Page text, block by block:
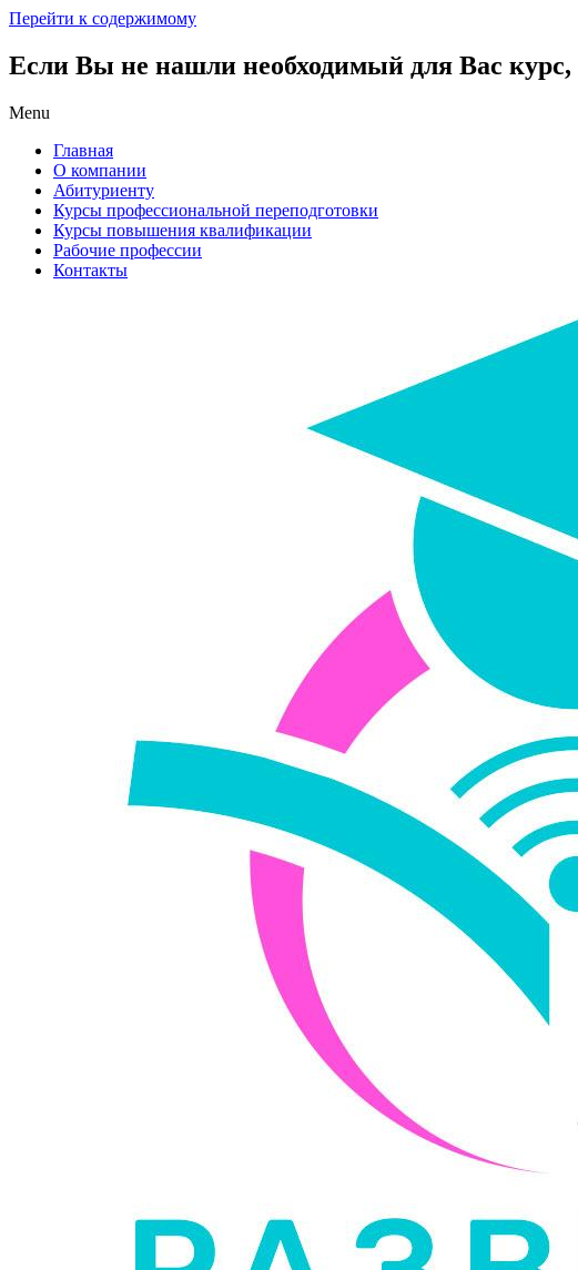
Перейти к содержимому
Если Вы не нашли необходимый для Вас
Menu
Главная
О компании
Абитуриенту
Курсы профессиональной переподготовки
Курсы повышения квалификации
Рабочие профессии
Контакты